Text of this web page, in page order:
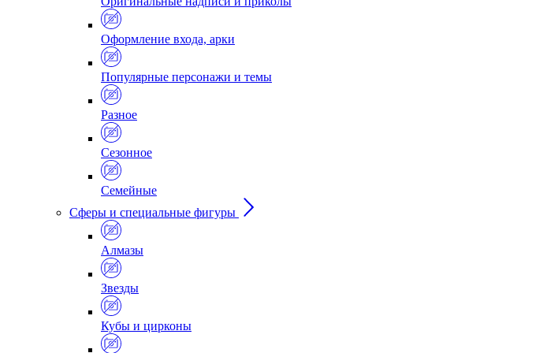
Оформление входа, арки
Популярные персонажи и темы
Разное
Сезонное
Семейные
Сферы и специальные фигуры
Алмазы
Звезды
Кубы и цирконы